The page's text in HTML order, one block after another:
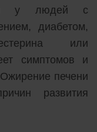
у людей с
диабетом,
или
симптомов и
печени
развития